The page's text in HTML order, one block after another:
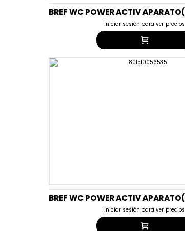
Iniciar sesión para ver precios
Iniciar sesión para ver precios